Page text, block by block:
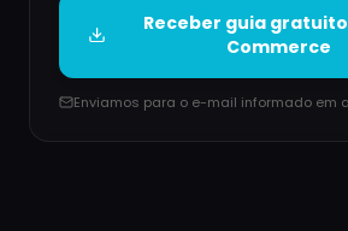
Receber guia
Commerce
Enviamos para o e-mail informado em